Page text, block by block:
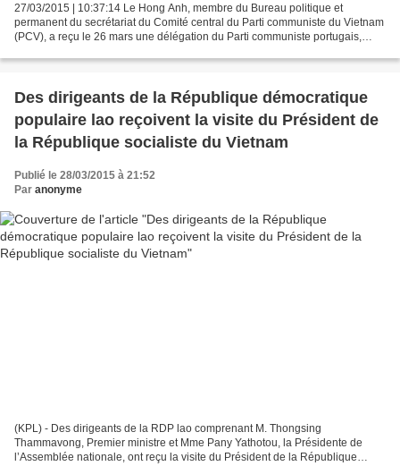
27/03/2015 | 10:37:14 Le Hong Anh, membre du Bureau politique et
permanent du secrétariat du Comité central du Parti communiste du Vietnam
(PCV), a reçu le 26 mars une délégation du Parti communiste portugais,
Des dirigeants de la République démocratique
populaire lao reçoivent la visite du Président de
la République socialiste du Vietnam
Publié le 28/03/2015 à 21:52
Par anonyme
(KPL) - Des dirigeants de la RDP lao comprenant M. Thongsing
Thammavong, Premier ministre et Mme Pany Yathotou, la Présidente de
l’Assemblée nationale, ont reçu la visite du Président de la République